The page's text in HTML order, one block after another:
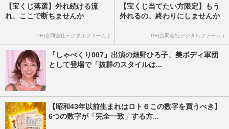
【宝くじ落選】外れ続ける流
れ、ここで断ちませんか
PR(合同会社デジタルファーム )
【宝くじ当てたい方限定】もう
外れるの、終わりにしませんか
PR(合同会社デジタルファーム )
『しゃべくり007』出演の畑野ひろ子、美ボディ軍団
として登場で「抜群のスタイルは...
【昭和43年以前生まれはロト６この数字を買うべき】
6つの数字が「完全一致」する方...